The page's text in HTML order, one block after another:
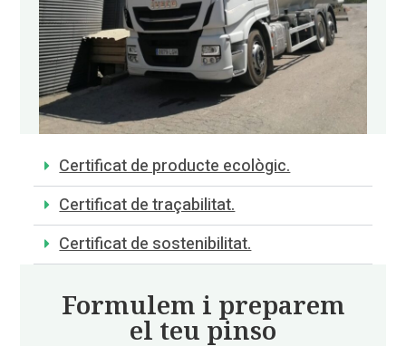
Certificat de producte ecològic.
Certificat de traçabilitat.
Certificat de sostenibilitat.
Formulem i preparem
el teu pinso